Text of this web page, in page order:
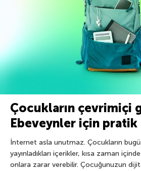
Çocukların çevrimiçi
Ebeveynler için
İnternet asla unutmaz. Çocukların
yayınladıkları içerikler, kısa zaman
onlara zarar verebilir. Çocuğunuzun